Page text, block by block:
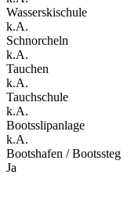
Wasserskischule
k.A.
Schnorcheln
k.A.
Tauchen
k.A.
Tauchschule
k.A.
Bootsslipanlage
k.A.
Bootshafen / Bootssteg
Ja